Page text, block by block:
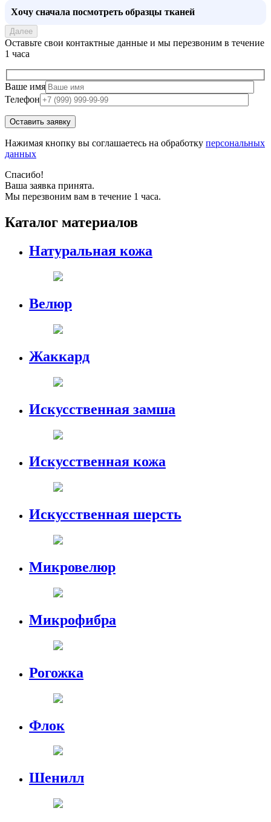
Хочу сначала посмотреть образцы тканей
Далее
Оставьте свои контактные данные и мы перезвоним в течение
1 часа
Ваше имя
Телефон
Нажимая кнопку вы соглашаетесь на обработку персональных
данных
Спасибо!
Ваша заявка принята.
Мы перезвоним вам в течение 1 часа.
Каталог материалов
Натуральная кожа
Велюр
Жаккард
Искусственная замша
Искусственная кожа
Искусственная шерсть
Микровелюр
Микрофибра
Рогожка
Флок
Шенилл